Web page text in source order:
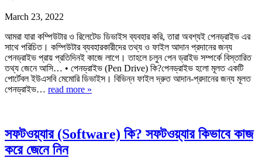
March 23, 2022
আমরা যারা কম্পিউটার ও রিলেটেড ডিভাইস ব্যবহার করি, তারা অবশ্যই পেনড্রাইভ এর
সাথে পরিচিত। কম্পিউটার ব্যবহারকারীদের তথ্য ও ফাইল আদান প্রদানের জন্য
পেনড্রাইভ প্রায় প্রতিদিনই কাজে লাগে। তাহলে চলুন পেন ড্রাইভ সম্পর্কে বিস্তারিত
তথ্য জেনে আসি… • পেনড্রাইভ (Pen Drive) কি?পেনড্রাইভ হলো মূলত একটি
পোর্টেবল ইউএসবি মেমোরি ডিভাইস। বিভিন্ন ফাইল দ্রুত আদান-প্রদানের জন্য মূলত
পেনড্রাইভ… read more »
সফটওয়্যার (Software) কি? সফটওয়্যার কিভাবে কাজ
করে জেনে নিন